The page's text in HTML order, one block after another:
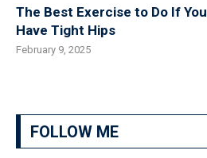
The Best Exercise to Do If You
Have Tight Hips
February 9, 2025
FOLLOW ME